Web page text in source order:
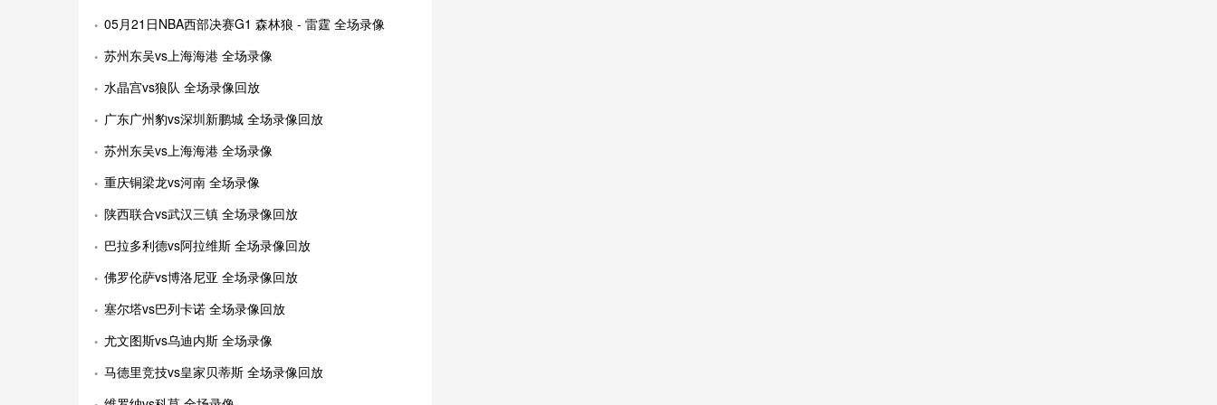
05月21日NBA西部决赛G1 森林狼 - 雷霆 全场录像
苏州东吴vs上海海港 全场录像
水晶宫vs狼队 全场录像回放
广东广州豹vs深圳新鹏城 全场录像回放
苏州东吴vs上海海港 全场录像
重庆铜梁龙vs河南 全场录像
陕西联合vs武汉三镇 全场录像回放
巴拉多利德vs阿拉维斯 全场录像回放
佛罗伦萨vs博洛尼亚 全场录像回放
塞尔塔vs巴列卡诺 全场录像回放
尤文图斯vs乌迪内斯 全场录像
马德里竞技vs皇家贝蒂斯 全场录像回放